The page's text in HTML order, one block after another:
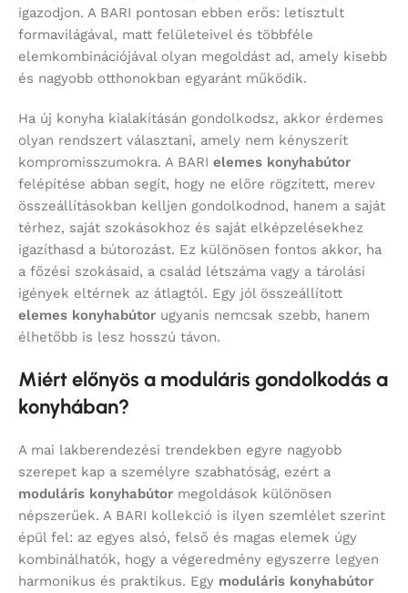
igazodjon. A BARI pontosan ebben erős: letisztult
formavilágával, matt felületeivel és többféle
elemkombinációjával olyan megoldást ad, amely kisebb
és nagyobb otthonokban egyaránt működik.
Ha új konyha kialakításán gondolkodsz, akkor érdemes
olyan rendszert választani, amely nem kényszerít
kompromisszumokra. A BARI elemes konyhabútor
felépítése abban segít, hogy ne előre rögzített, merev
összeállításokban kelljen gondolkodnod, hanem a saját
térhez, saját szokásokhoz és saját elképzelésekhez
igazíthasd a bútorozást. Ez különösen fontos akkor, ha
a főzési szokásaid, a család létszáma vagy a tárolási
igények eltérnek az átlagtól. Egy jól összeállított
elemes konyhabútor ugyanis nemcsak szebb, hanem
élhetőbb is lesz hosszú távon.
Miért előnyös a moduláris gondolkodás a
konyhában?
A mai lakberendezési trendekben egyre nagyobb
szerepet kap a személyre szabhatóság, ezért a
moduláris konyhabútor megoldások különösen
népszerűek. A BARI kollekció is ilyen szemlélet szerint
épül fel: az egyes alsó, felső és magas elemek úgy
kombinálhatók, hogy a végeredmény egyszerre legyen
harmonikus és praktikus. Egy moduláris konyhabútor